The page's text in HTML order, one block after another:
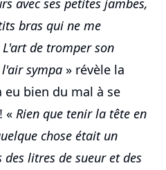
avec ses petites jambes,
bras qui ne me
de tromper son
sympa » révèle la
eu bien du mal à se
« Rien que tenir la tête en
chose était un
litres de sueur et des